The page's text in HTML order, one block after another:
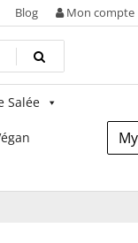
Blog Mon compte
Salée